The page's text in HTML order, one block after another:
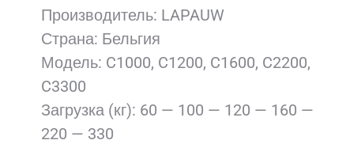
Производитель: LAPAUW
Страна: Бельгия
Модель: C1000, C1200, C1600, C2200,
C3300
Загрузка (кг): 60 — 100 — 120 — 160 —
220 — 330